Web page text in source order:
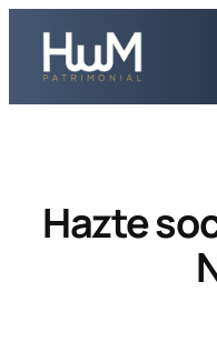
contenido
Hazte